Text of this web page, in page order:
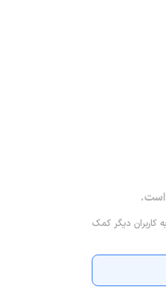
است.
کاربران دیگر کمک